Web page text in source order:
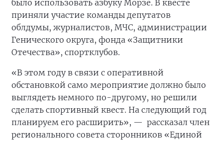
было использовать азбуку Морзе. В квесте
приняли участие команды депутатов
облдумы, журналистов, МЧС, администрации
Генического округа, фонда «Защитники
Отечества», спортклубов.
«В этом году в связи с оперативной
обстановкой само мероприятие должно было
выглядеть немного по-другому, но решили
сделать спортивный квест. На следующий год
планируем его расширить», — рассказал член
регионального совета сторонников «Единой